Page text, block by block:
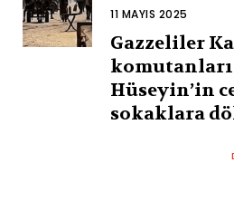
11 MAYIS 2025
Gazzeliler
Hüseyin’in
sokaklara